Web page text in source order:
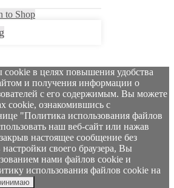
to Shop
в целях повышения удобства
и получения информации о
с его содержимым. Вы можете
cookie, ознакомившись с
"Политика использования файлов
наш веб-сайт или нажав
настоящее сообщение без
своего браузера, Вы
нами файлов cookie и
использования файлов cookie на